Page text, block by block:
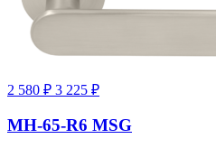
2 580 ₽ 3 225 ₽
MH-65-R6 MSG